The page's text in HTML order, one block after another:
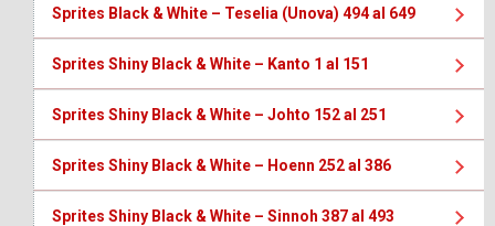
Sprites Black & White – Teselia (Unova) 494 al 649
Sprites Shiny Black & White – Kanto 1 al 151
Sprites Shiny Black & White – Johto 152 al 251
Sprites Shiny Black & White – Hoenn 252 al 386
Sprites Shiny Black & White – Sinnoh 387 al 493